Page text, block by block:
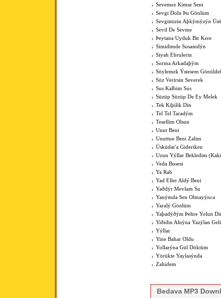
Sevemez Kimse Seni
Sevgi Dolu Þu Gönlüm
Sevgimizin Aþkýmýzýn
Sevil De Sevme
Þeytana Uyduk Bir Kere
Simidimde Susamdýn
Siyah Ebrulerin
Sorma Arkadaþým
Söylemek Ýstesem
Söz Verirsin Severek
Sus Kalbim Sus
Süzüp Süzüp De Ey Melek
Tek Kiþilik Din
Tel Tel Taradým
Tesellim Olsun
Unut Beni
Unuttun Beni Zalim
Üsküdar'a Gideriken
Uzun Yýllar Bekledim
Veda Busesi
Ya Rab
Yad Eller Aldý Beni
Yaðdýr Mevlam Su
Yanýmda Sen Olmayýnca
Yaralý Gönlüm
Yaþadýðým Þehre Yolun
Yiðidin Alnýna Yazýlan
Yýllar
Yine Bahar Oldu
Yollarýna Gül Döktüm
Yörükte Yaylasýnda
Zahidem
Bedava MP3